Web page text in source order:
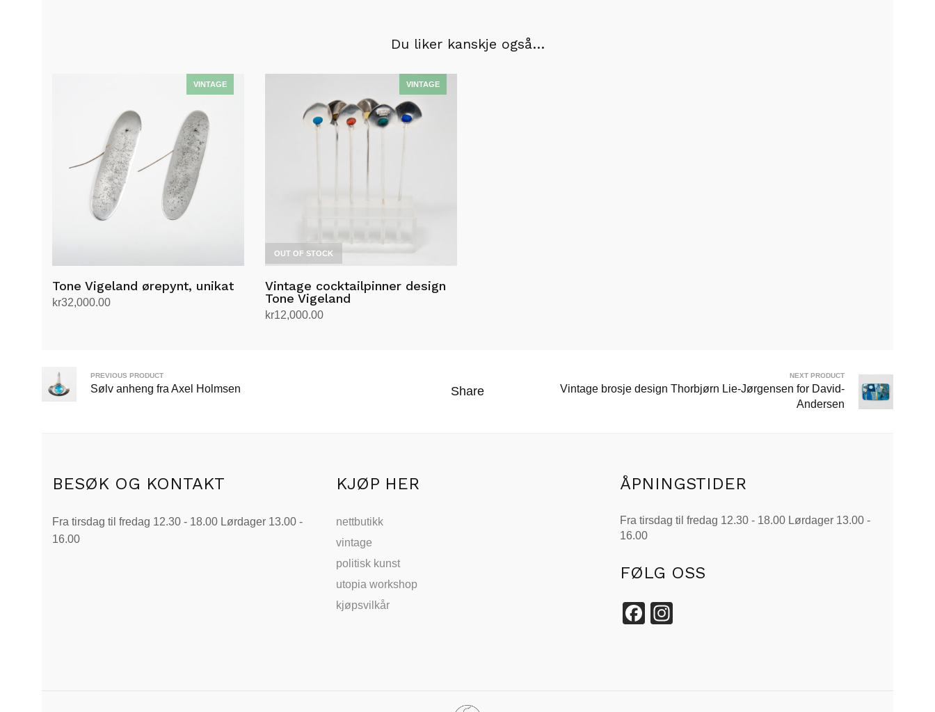
Du liker kanskje også…
Tone Vigeland ørepynt, unikat
kr32,000.00
OUT OF STOCK
Vintage cocktailpinner design
Tone Vigeland
kr12,000.00
PREVIOUS PRODUCT
Sølv anheng fra Axel Holmsen Share
NEXT PRODUCT
Vintage brosje design Thorbjørn Lie-Jørgensen for David-
Andersen
BESØK OG KONTAKT
Fra tirsdag til fredag 12.30 - 18.00 Lørdager 13.00 -
16.00
KJØP HER
nettbutikk
vintage
politisk kunst
utopia workshop
kjøpsvilkår
ÅPNINGSTIDER
Fra tirsdag til fredag 12.30 - 18.00 Lørdager 13.00 -
16.00
FØLG OSS
Facebook